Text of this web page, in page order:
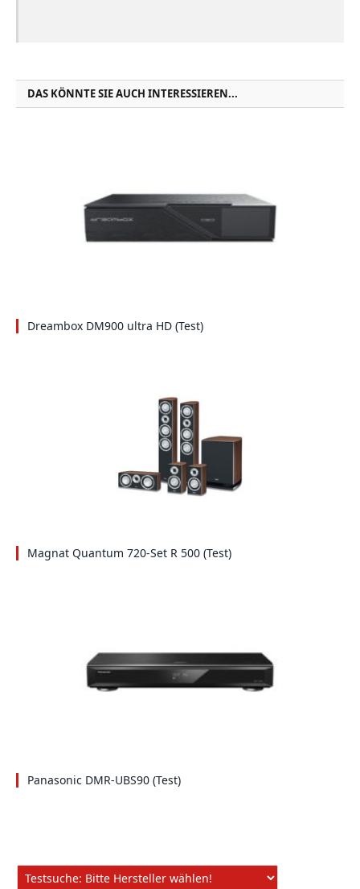
DAS KÖNNTE SIE AUCH INTERESSIEREN...
Dreambox DM900 ultra HD (Test)
Magnat Quantum 720-Set R 500 (Test)
Panasonic DMR-UBS90 (Test)